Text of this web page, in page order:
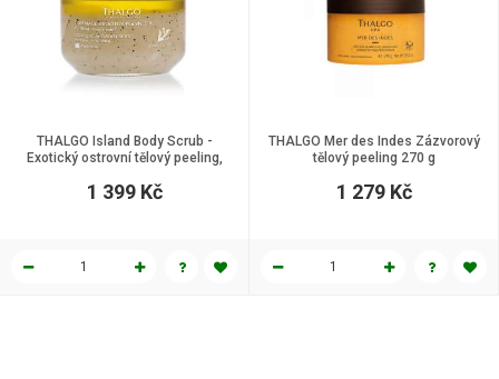
THALGO Island Body Scrub -
Exotický ostrovní tělový peeling,
1 399 Kč
THALGO Mer des Indes Zázvorový
tělový peeling 270 g
1 279 Kč